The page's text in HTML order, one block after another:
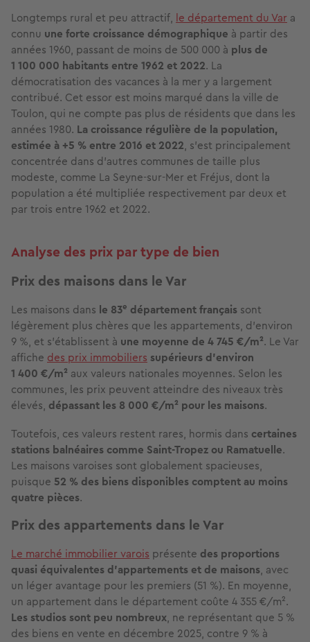
Longtemps rural et peu attractif, le département du Var a
connu une forte croissance démographique à partir des
années 1960, passant de moins de 500 000 à plus de
1 100 000 habitants entre 1962 et 2022. La
démocratisation des vacances à la mer y a largement
contribué. Cet essor est moins marqué dans la ville de
Toulon, qui ne compte pas plus de résidents que dans les
années 1980. La croissance régulière de la population,
estimée à +5 % entre 2016 et 2022, s’est principalement
concentrée dans d’autres communes de taille plus
modeste, comme La Seyne-sur-Mer et Fréjus, dont la
population a été multipliée respectivement par deux et
par trois entre 1962 et 2022.
Analyse des prix par type de bien
Prix des maisons dans le Var
Les maisons dans le 83e département français sont
légèrement plus chères que les appartements, d’environ
9 %, et s’établissent à une moyenne de 4 745 €/m². Le Var
affiche des prix immobiliers supérieurs d’environ
1 400 €/m² aux valeurs nationales moyennes. Selon les
communes, les prix peuvent atteindre des niveaux très
élevés, dépassant les 8 000 €/m² pour les maisons.
Toutefois, ces valeurs restent rares, hormis dans certaines
stations balnéaires comme Saint-Tropez ou Ramatuelle.
Les maisons varoises sont globalement spacieuses,
puisque 52 % des biens disponibles comptent au moins
quatre pièces.
Prix des appartements dans le Var
Le marché immobilier varois présente des proportions
quasi équivalentes d’appartements et de maisons, avec
un léger avantage pour les premiers (51 %). En moyenne,
un appartement dans le département coûte 4 355 €/m².
Les studios sont peu nombreux, ne représentant que 5 %
des biens en vente en décembre 2025, contre 9 % à